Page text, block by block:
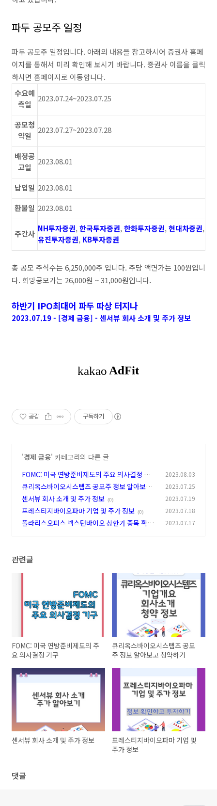
파두 공모주 일정
파두 공모주 일정입니다. 아래의 내용을 참고하시어 증권사 홈페
이지를 통해서 미리 확인해 보시기 바랍니다. 증권사 이름을 클릭
하시면 홈페이지로 이동합니다.
수요예
측일
2023.07.24~2023.07.25
공모청
약일
2023.07.27~2023.07.28
배정공
고일
2023.08.01
납입일 2023.08.01
환불일 2023.08.01
주간사
NH투자증권, 한국투자증권, 한화투자증권, 현대차증권,
유진투자증권, KB투자증권
총 공모 주식수는 6,250,000주 입니다. 주당 액면가는 100원입니
다. 희망공모가는 26,000원 ~ 31,000원입니다.
하반기 IPO최대어 파두 따상 터지나
2023.07.19 - [경제 금융] - 센서뷰 회사 소개 및 주가 정보
공감 구독하기
'경제 금융' 카테고리의 다른 글
FOMC: 미국 연방준비제도의 주요 의사결정 기구
(0)
2023.08.03
큐리옥스바이오시스템즈 공모주 정보 알아보고
청약하기
(0)
2023.07.25
센서뷰 회사 소개 및 주가 정보 (0) 2023.07.19
프레스티지바이오파마 기업 및 주가 정보 (0) 2023.07.18
폴라리스오피스 넥스턴바이오 상한가 종목 확인
2023.07.17
관련글
FOMC: 미국 연방준비제도의 주
요 의사결정 기구
큐리옥스바이오시스템즈 공모
주 정보 알아보고 청약하기
센서뷰 회사 소개 및 주가 정보
프레스티지바이오파마 기업 및
주가 정보
댓글